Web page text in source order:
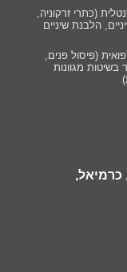
יפתח 4א, כרמיאל,
(כתרי זרקוניה,
הלבנת שיניים
(פיסול פנים,
בשיטות מגוונות